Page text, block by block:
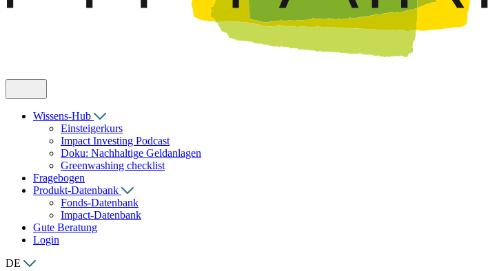
Wissens-Hub
Einsteigerkurs
Impact Investing Podcast
Doku: Nachhaltige Geldanlagen
Greenwashing checklist
Fragebogen
Produkt-Datenbank
Fonds-Datenbank
Impact-Datenbank
Gute Beratung
Login
DE